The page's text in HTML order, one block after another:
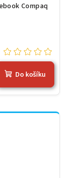
Compaq
Do košíku